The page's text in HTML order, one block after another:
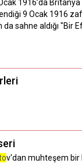
1916’da
9 Ocak 1916
sahne aldığı "Bir
v'dan muhteşem bir